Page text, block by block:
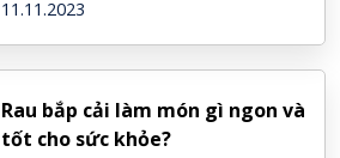
11.11.2023
Rau bắp cải làm món gì ngon và
tốt cho sức khỏe?